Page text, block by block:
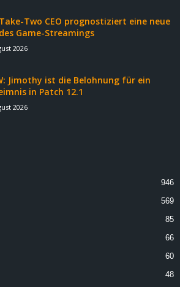
Two CEO prognostiziert eine neue
Game-Streamings
2026
Jimothy ist die Belohnung für ein
in Patch 12.1
2026
946
569
85
66
60
48